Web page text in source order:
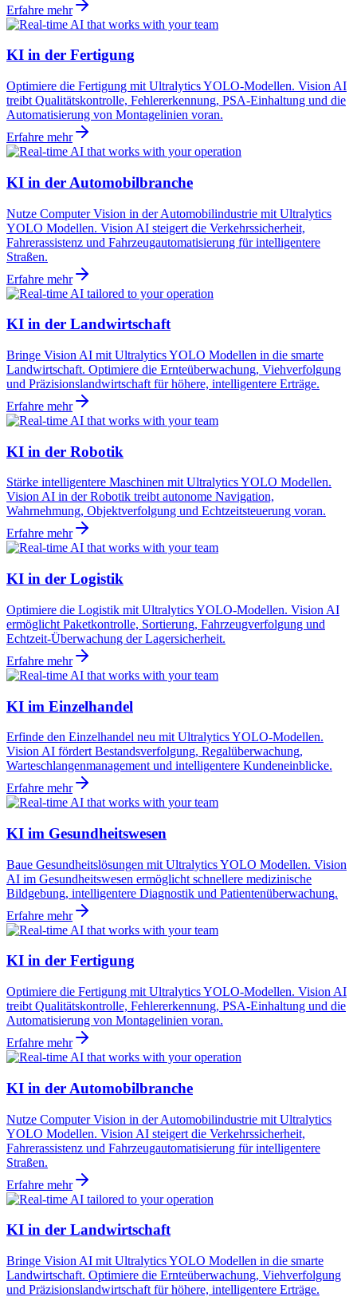
Erfahre mehr
KI in der Fertigung
Optimiere die Fertigung mit Ultralytics YOLO-Modellen. Vision AI
treibt Qualitätskontrolle, Fehlererkennung, PSA-Einhaltung und die
Automatisierung von Montagelinien voran.
Erfahre mehr
KI in der Automobilbranche
Nutze Computer Vision in der Automobilindustrie mit Ultralytics
YOLO Modellen. Vision AI steigert die Verkehrssicherheit,
Fahrerassistenz und Fahrzeugautomatisierung für intelligentere
Straßen.
Erfahre mehr
KI in der Landwirtschaft
Bringe Vision AI mit Ultralytics YOLO Modellen in die smarte
Landwirtschaft. Optimiere die Ernteüberwachung, Viehverfolgung
und Präzisionslandwirtschaft für höhere, intelligentere Erträge.
Erfahre mehr
KI in der Robotik
Stärke intelligentere Maschinen mit Ultralytics YOLO Modellen.
Vision AI in der Robotik treibt autonome Navigation,
Wahrnehmung, Objektverfolgung und Echtzeitsteuerung voran.
Erfahre mehr
KI in der Logistik
Optimiere die Logistik mit Ultralytics YOLO-Modellen. Vision AI
ermöglicht Paketkontrolle, Sortierung, Fahrzeugverfolgung und
Echtzeit-Überwachung der Lagersicherheit.
Erfahre mehr
KI im Einzelhandel
Erfinde den Einzelhandel neu mit Ultralytics YOLO-Modellen.
Vision AI fördert Bestandsverfolgung, Regalüberwachung,
Warteschlangenmanagement und intelligentere Kundeneinblicke.
Erfahre mehr
KI im Gesundheitswesen
Baue Gesundheitslösungen mit Ultralytics YOLO Modellen. Vision
AI im Gesundheitswesen ermöglicht schnellere medizinische
Bildgebung, intelligentere Diagnostik und Patientenüberwachung.
Erfahre mehr
KI in der Fertigung
Optimiere die Fertigung mit Ultralytics YOLO-Modellen. Vision AI
treibt Qualitätskontrolle, Fehlererkennung, PSA-Einhaltung und die
Automatisierung von Montagelinien voran.
Erfahre mehr
KI in der Automobilbranche
Nutze Computer Vision in der Automobilindustrie mit Ultralytics
YOLO Modellen. Vision AI steigert die Verkehrssicherheit,
Fahrerassistenz und Fahrzeugautomatisierung für intelligentere
Straßen.
Erfahre mehr
KI in der Landwirtschaft
Bringe Vision AI mit Ultralytics YOLO Modellen in die smarte
Landwirtschaft. Optimiere die Ernteüberwachung, Viehverfolgung
und Präzisionslandwirtschaft für höhere, intelligentere Erträge.